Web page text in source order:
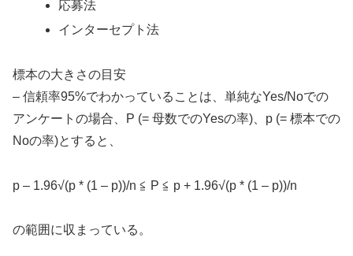
応募法
インターセプト法
標本の大きさの目安
– 信頼率95%でわかっていることは、単純なYes/Noでの
アンケートの場合、P (= 母数でのYesの率)、p (= 標本での
Noの率)とすると、
p – 1.96√(p * (1 – p))/n ≦ P ≦ p + 1.96√(p * (1 – p))/n
の範囲に収まっている。